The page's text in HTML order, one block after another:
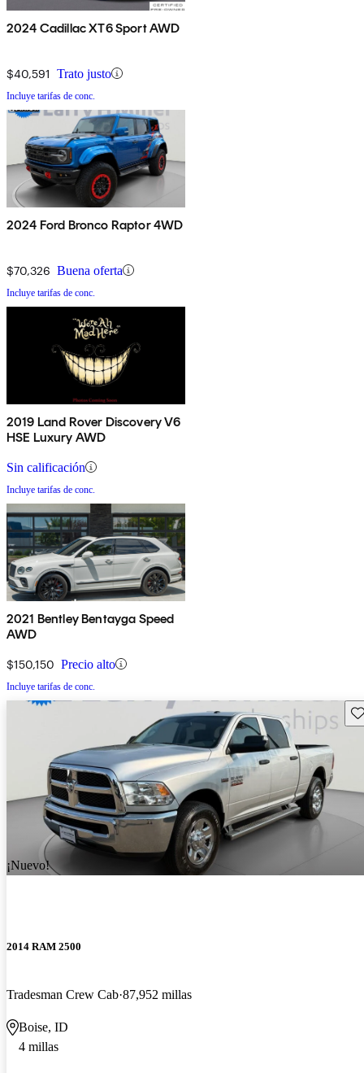
2024 Cadillac XT6 Sport AWD
$40,591 Trato justo
Incluye tarifas de conc.
2024 Ford Bronco Raptor 4WD
$70,326 Buena oferta
Incluye tarifas de conc.
2019 Land Rover Discovery V6
HSE Luxury AWD
Sin calificación
Incluye tarifas de conc.
2021 Bentley Bentayga Speed
AWD
$150,150 Precio alto
Incluye tarifas de conc.
¡Nuevo!
2014 RAM 2500
Tradesman Crew Cab 87,952 millas
Boise, ID
4 millas